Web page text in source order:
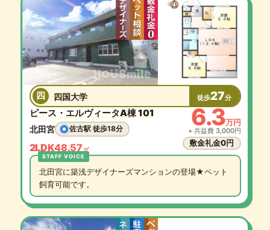
四 四国大学 徒歩27分
ピース・エルヴィータA棟 101
北田宮 佐古駅 徒歩18分
2LDK48.57 ㎡
6.3万円
+ 共益費 3,000円
敷金礼金0円
北田宮に築浅デザイナーズマンションの登場★ペット
飼育可能です。